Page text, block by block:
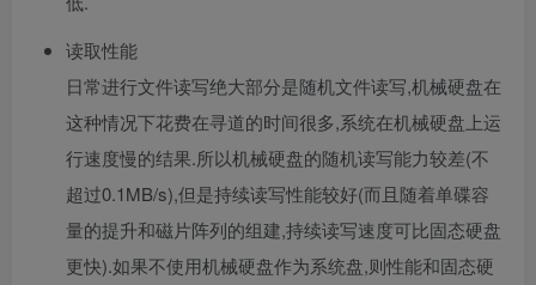
读取性能
日常进行文件读写绝大部分是随机文件读写,机械硬盘在
这种情况下花费在寻道的时间很多,系统在机械硬盘上运
行速度慢的结果.所以机械硬盘的随机读写能力较差(不
超过0.1MB/s),但是持续读写性能较好(而且随着单碟容
量的提升和磁片阵列的组建,持续读写速度可比固态硬盘
更快).如果不使用机械硬盘作为系统盘,则性能和固态硬